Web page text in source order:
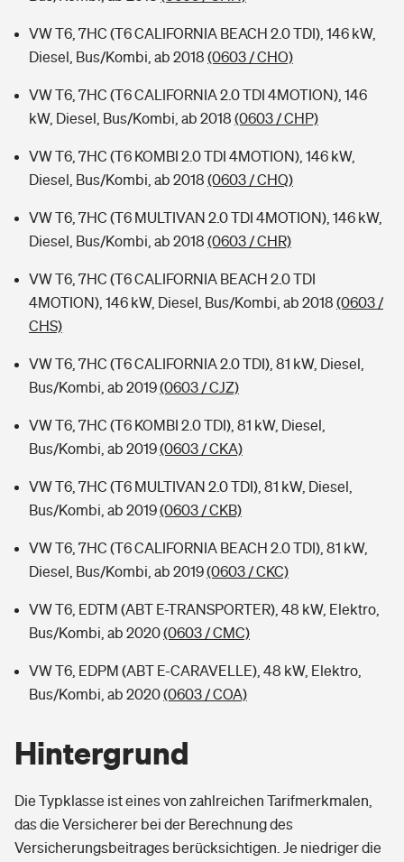
VW T6, 7HC (T6 CALIFORNIA BEACH 2.0 TDI), 146 kW,
Diesel, Bus/Kombi, ab 2018 (0603 / CHO)
VW T6, 7HC (T6 CALIFORNIA 2.0 TDI 4MOTION), 146
kW, Diesel, Bus/Kombi, ab 2018 (0603 / CHP)
VW T6, 7HC (T6 KOMBI 2.0 TDI 4MOTION), 146 kW,
Diesel, Bus/Kombi, ab 2018 (0603 / CHQ)
VW T6, 7HC (T6 MULTIVAN 2.0 TDI 4MOTION), 146 kW,
Diesel, Bus/Kombi, ab 2018 (0603 / CHR)
VW T6, 7HC (T6 CALIFORNIA BEACH 2.0 TDI
4MOTION), 146 kW, Diesel, Bus/Kombi, ab 2018 (0603 /
CHS)
VW T6, 7HC (T6 CALIFORNIA 2.0 TDI), 81 kW, Diesel,
Bus/Kombi, ab 2019(0603 / CJZ)
VW T6, 7HC (T6 KOMBI 2.0 TDI), 81 kW, Diesel,
Bus/Kombi, ab 2019(0603 / CKA)
VW T6, 7HC (T6 MULTIVAN 2.0 TDI), 81 kW, Diesel,
Bus/Kombi, ab 2019(0603 / CKB)
VW T6, 7HC (T6 CALIFORNIA BEACH 2.0 TDI), 81 kW,
Diesel, Bus/Kombi, ab 2019(0603 / CKC)
VW T6, EDTM (ABT E-TRANSPORTER), 48 kW, Elektro,
Bus/Kombi, ab 2020(0603 / CMC)
VW T6, EDPM (ABT E-CARAVELLE), 48 kW, Elektro,
Bus/Kombi, ab 2020(0603 / COA)
Hintergrund
Die Typklasse ist eines von zahlreichen Tarifmerkmalen,
das die Versicherer bei der Berechnung des
Versicherungsbeitrages berücksichtigen. Je niedriger die